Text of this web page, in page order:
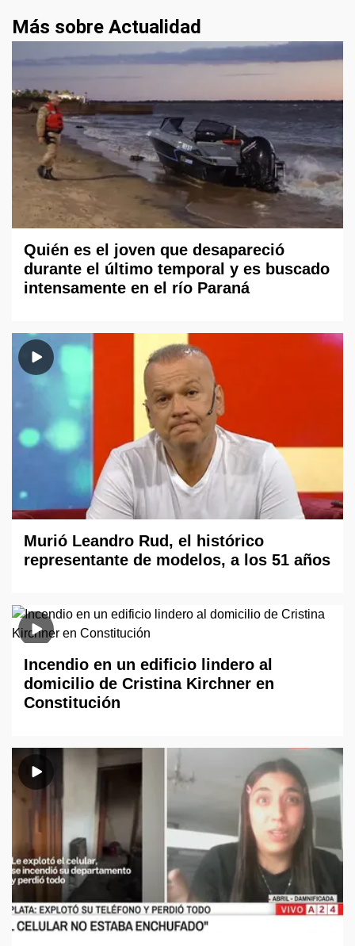
Más sobre Actualidad
Quién es el joven que desapareció
durante el último temporal y es buscado
intensamente en el río Paraná
Murió Leandro Rud, el histórico
representante de modelos, a los 51 años
Incendio en un edificio lindero al
domicilio de Cristina Kirchner en
Constitución